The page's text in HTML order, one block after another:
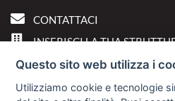
CONTATTACI
INSERISCI LA TUA
PREFERENZE COOKIE
Questo sito web utilizza i
Utilizziamo cookie e tecnologie